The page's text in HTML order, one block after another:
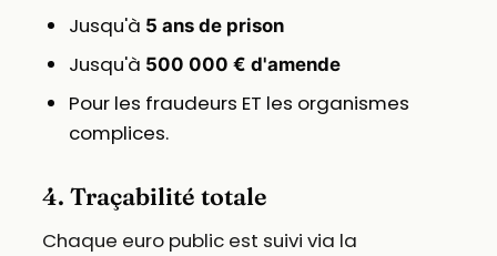
Jusqu'à 5 ans de prison
Jusqu'à 500 000 € d'amende
Pour les fraudeurs ET les organismes
complices.
4. Traçabilité totale
Chaque euro public est suivi via la